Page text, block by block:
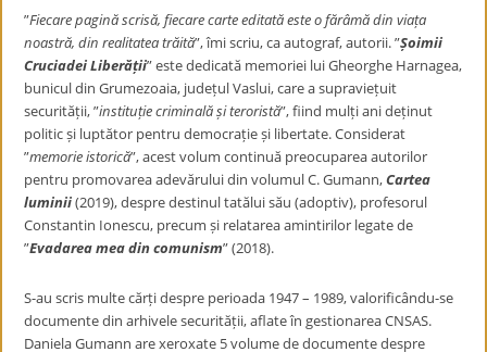
”Fiecare pagină scrisă, fiecare carte editată este o fărâmă din viața
noastră, din realitatea trăită”, îmi scriu, ca autograf, autorii. ”Șoimii
Cruciadei Liberății” este dedicată memoriei lui Gheorghe Harnagea,
bunicul din Grumezoaia, județul Vaslui, care a supraviețuit
securității, ”instituție criminală și teroristă”, fiind mulți ani deținut
politic și luptător pentru democrație și libertate. Considerat
”memorie istorică”, acest volum continuă preocuparea autorilor
pentru promovarea adevărului din volumul C. Gumann,Cartea
luminii(2019), despre destinul tatălui său (adoptiv), profesorul
Constantin Ionescu, precum și relatarea amintirilor legate de
”Evadarea mea din comunism” (2018).
S-au scris multe cărți despre perioada 1947 – 1989, valorificându-se
documente din arhivele securității, aflate în gestionarea CNSAS.
Daniela Gumann are xeroxate 5 volume de documente despre